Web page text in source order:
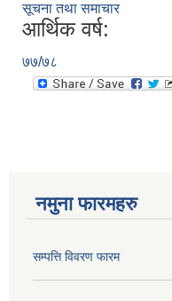
सूचना तथा समाचार
आर्थिक वर्ष:
७७/७८
नमुना फारमहरु
सम्पत्ति विवरण फारम